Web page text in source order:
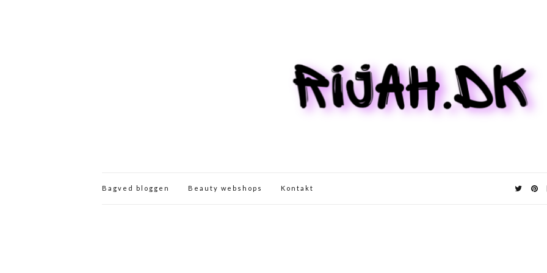
Bagved bloggen Beauty webshops Kontakt